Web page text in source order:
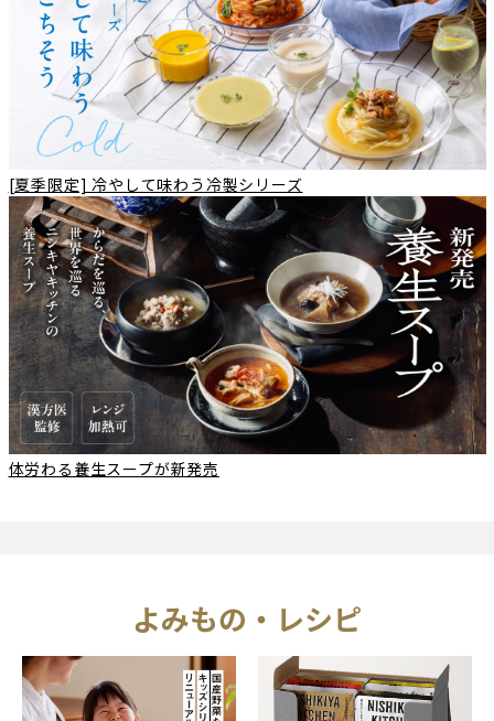
[夏季限定] 冷やして味わう冷製シリーズ
体労わる養生スープが新発売
よみもの・レシピ